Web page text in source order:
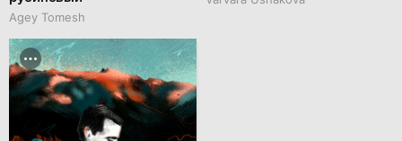
Agey Tomesh